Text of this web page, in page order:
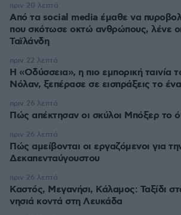
Από τα social media έμαθε να
που σκότωσε οκτώ ανθρώπους, λένε
Ταϊλάνδη
πριν 20 λεπτά
Η «Οδύσσεια», η πιο εμπορική ταινία
Νόλαν, ξεπέρασε σε εισπράξεις το
πριν 22 λεπτά
Πώς απέκτησαν οι σκύλοι Μπόξερ το
πριν 26 λεπτά
Πώς αμείβονται οι εργαζόμενοι για
Δεκαπενταύγουστου
πριν 26 λεπτά
Καστός, Μεγανήσι, Κάλαμος: Ταξίδι
νησιά κοντά στη Λευκάδα
πριν 26 λεπτά